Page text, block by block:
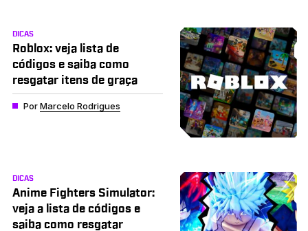
DICAS
Roblox: veja lista de
códigos e saiba como
resgatar itens de graça
PorMarcelo Rodrigues
DICAS
Anime Fighters Simulator:
veja a lista de códigos e
saiba como resgatar